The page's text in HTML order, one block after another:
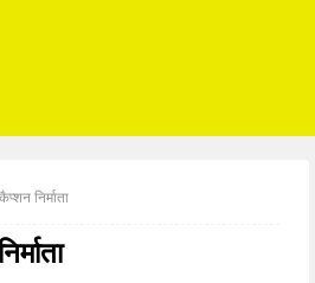
निर्माता